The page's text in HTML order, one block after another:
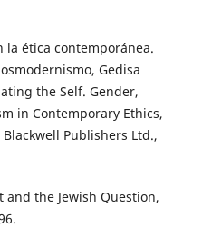
la ética contemporánea.
Gedisa
the Self. Gender,
in Contemporary Ethics,
Publishers Ltd.,
and the Jewish Question,